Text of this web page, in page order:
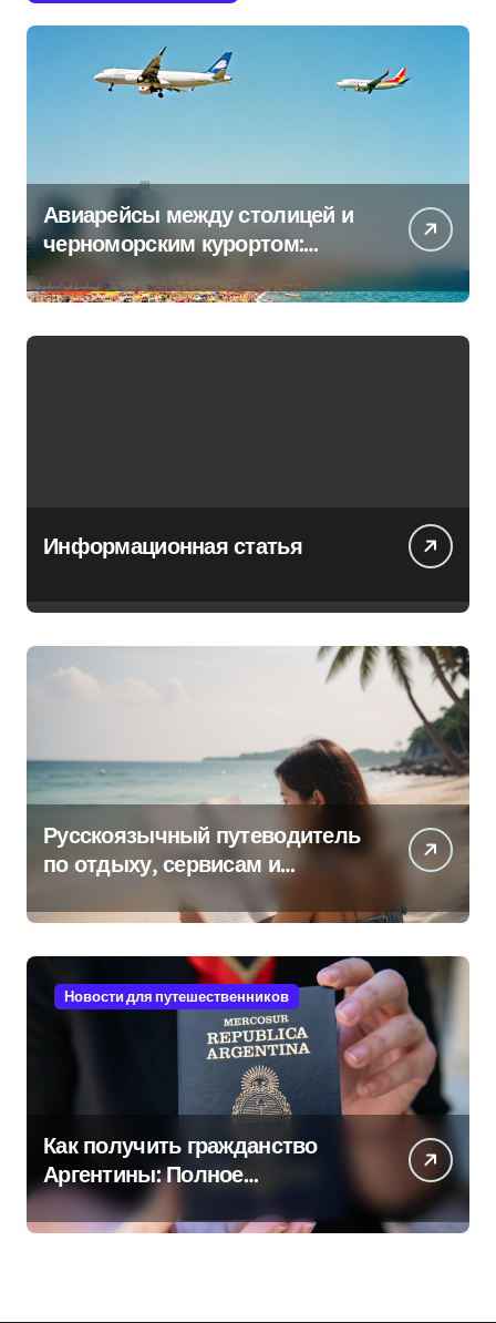
Авиарейсы между столицей и
черноморским курортом:
перечень всех операторов
Информационная статья
Русскоязычный путеводитель
по отдыху, сервисам и
Восточной Азии
Новости для путешественников
Как получить гражданство
Аргентины: Полное
руководство